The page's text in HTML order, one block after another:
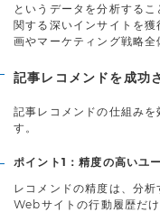
というデータを分析する
関する深いインサイトを
画やマーケティング戦略全
記事レコメンドを成功
記事レコメンドの仕組み
す。
ポイント1：精度の高いユ
レコメンドの精度は、分析
Webサイトの行動履歴だ